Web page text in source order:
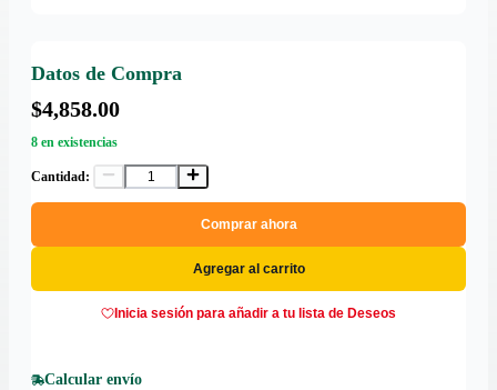
Datos de Compra
$4,858.00
8 en existencias
Cantidad:
Comprar ahora
Agregar al carrito
Inicia sesión para añadir a tu lista de Deseos
Calcular envío